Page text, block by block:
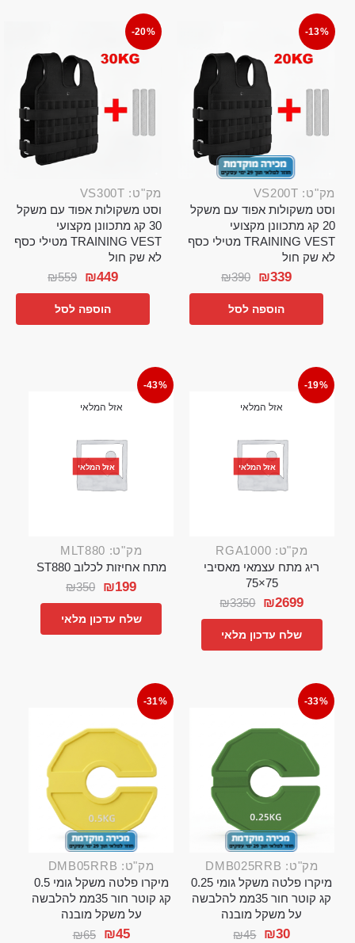
-13%
מק"ט: VS200T
וסט משקולות אפוד עם משקל
20 קג מתכוונן מקצועי
TRAINING VEST מטילי כסף
לא שק חול
₪390 ₪339
הוספה לסל
-20%
מק"ט: VS300T
וסט משקולות אפוד עם משקל
30 קג מתכוונן מקצועי
TRAINING VEST מטילי כסף
לא שק חול
₪559 ₪449
הוספה לסל
-19%
אזל המלאי
אזל המלאי
מק"ט: RGA1000
ריג מתח עצמאי מאסיבי
75×75
₪3350 ₪2699
שלח עדכון מלאי
-43%
אזל המלאי
אזל המלאי
מק"ט: MLT880
מתח אחיזות לכלוב ST880
₪350 ₪199
שלח עדכון מלאי
-33%
מק"ט: DMB025RRB
מיקרו פלטה משקל גומי 0.25
קג קוטר חור 35ממ להלבשה
על משקל מובנה
₪45 ₪30
-31%
מק"ט: DMB05RRB
מיקרו פלטה משקל גומי 0.5
קג קוטר חור 35ממ להלבשה
על משקל מובנה
₪65 ₪45